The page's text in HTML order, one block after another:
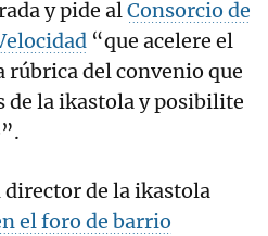
y pide alConsorcio de
“que acelere el
rúbrica del convenio que
de la ikastola y posibilite
director de la ikastola
el foro de barrio